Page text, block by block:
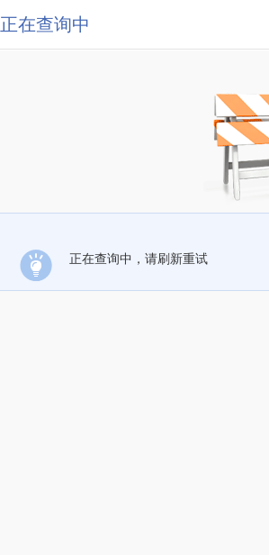
正在查询中
正在查询中，请刷新重试